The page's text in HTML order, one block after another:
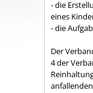
- die
eines
- die
Der
4 der